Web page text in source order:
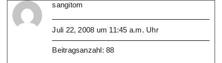
sangitom
Juli 22, 2008 um 11:45 a.m. Uhr
Beitragsanzahl: 88